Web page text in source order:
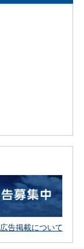
広告掲載について